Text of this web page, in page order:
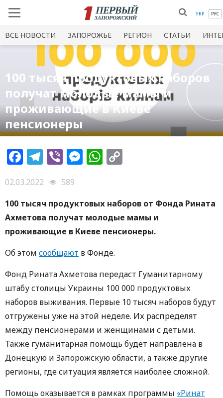
УКР РУС
ВСЕ НОВОСТИ ЗАПОРОЖЬЕ РЕГИОН СТАТЬИ
100 тысяч продуктовых наборов
получат молодые мамы и
проживающие в Киеве
пенсионеры
Facebook
Telegram
ViberMessenger
WhatsApp
02.03.2022
589
100 тысяч продуктовых наборов от Фонда Рината
Ахметова получат молодые мамы и
проживающие в Киеве пенсионеры.
Об этом сообщают в Фонде.
Фонд Рината Ахметова передаст Гуманитарному
штабу столицы Украины 100 000 продуктовых
наборов выживания. Первые 10 тысяч наборов будут
отгружены уже на этой неделе. Их распределят
между пенсионерами и женщинами с детьми.
Также гуманитарная помощь будет направлена в
Донецкую и Запорожскую области, а также другие
регионы, где ситуация является наиболее сложной.
Помощь оказывается в рамках программы «Ринат